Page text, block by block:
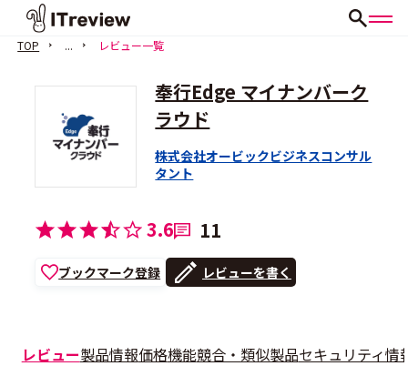
TOP ... レビュー一覧
奉行Edge マイナンバーク
ラウド
株式会社オービックビジネスコンサル
タント
3.6 11
ブックマーク登録 レビューを書く
レビュー製品情報価格機能競合・類似製品セキュリティ情